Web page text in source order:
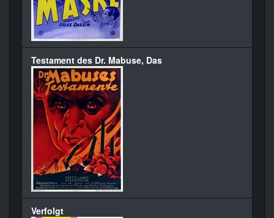
Testament des Dr. Mabuse, Das
Verfolgt